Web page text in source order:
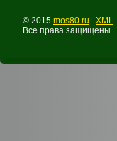
© 2015 mos80.ru
XML
Все права защищены